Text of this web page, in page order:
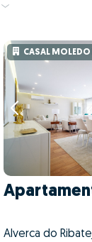
CASAL MOLEDO